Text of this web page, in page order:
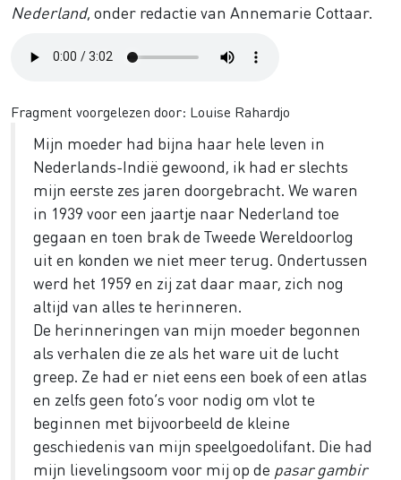
Nederland, onder redactie van Annemarie Cottaar.
file
Fragment voorgelezen door: Louise Rahardjo
Mijn moeder had bijna haar hele leven in
Nederlands-Indië gewoond, ik had er slechts
mijn eerste zes jaren doorgebracht. We waren
in 1939 voor een jaartje naar Nederland toe
gegaan en toen brak de Tweede Wereldoorlog
uit en konden we niet meer terug. Ondertussen
werd het 1959 en zij zat daar maar, zich nog
altijd van alles te herinneren.
De herinneringen van mijn moeder begonnen
als verhalen die ze als het ware uit de lucht
greep. Ze had er niet eens een boek of een atlas
en zelfs geen foto’s voor nodig om vlot te
beginnen met bijvoorbeeld de kleine
geschiedenis van mijn speelgoedolifant. Die had
mijn lievelingsoom voor mij op de pasar gambir